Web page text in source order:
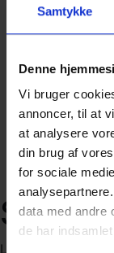
Samtykke
Denne
Vi bruger
annoncer, til at
at analysere
din brug af
for sociale
data med andre
de har
Stay
Let us know how